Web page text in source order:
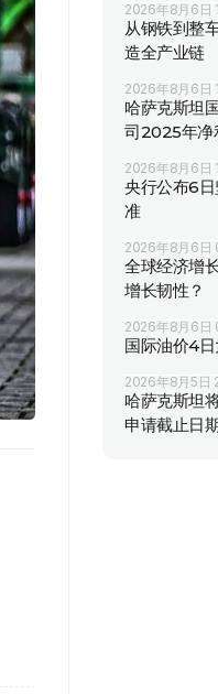
2026年8月6日
从钢铁到整
造全产业链
2026年8月6日
哈萨克斯坦
司2025年净
2026年8月6日
央行公布6
准
2026年8月6日
全球经济增
增长韧性？
2026年8月6日
国际油价4
2026年8月5日
哈萨克斯坦
申请截止日